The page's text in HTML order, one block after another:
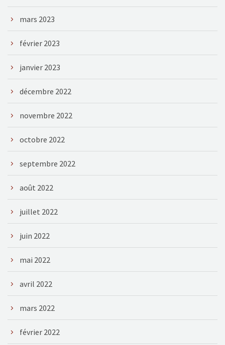
mars 2023
février 2023
janvier 2023
décembre 2022
novembre 2022
octobre 2022
septembre 2022
août 2022
juillet 2022
juin 2022
mai 2022
avril 2022
mars 2022
février 2022